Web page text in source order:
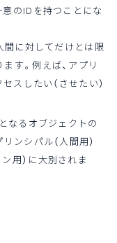
のIDを持つことにな
間に対してだけとは限
す。例えば、アプリ
スしたい（させたい）
なるオブジェクトの
ンシパル（人間用）
用）に大別されま